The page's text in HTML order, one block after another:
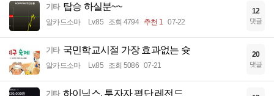
기타 탑승 하실분~~
알카드소마 Lv.85 조회 4794 추천 1 07-22
12
댓글
기타 국민학교시절 가장 효과없는 슛
알카드소마 Lv.85 조회 5086 07-21
20
댓글
기타 하이닉스. 투자자 평단 레전드